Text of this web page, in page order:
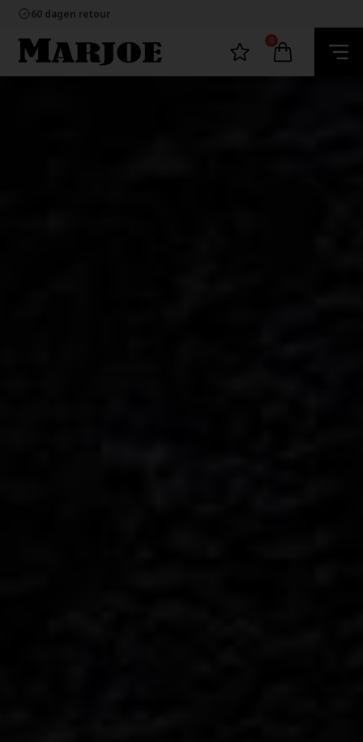
Snelle bezorging
100% nikkelvrij sieraden
60 dagen retour
Snelle bezorging
0